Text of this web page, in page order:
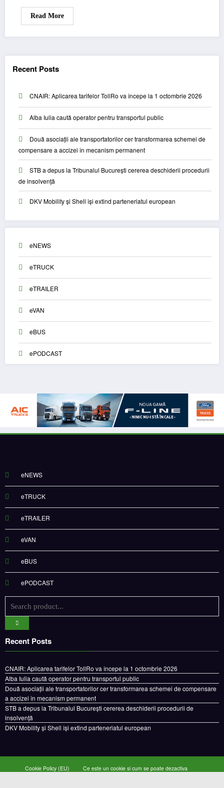
Read More
Recent Posts
CNAIR: Aplicarea tarifelor TollRo va începe la 1 octombrie 2026
Alba Iulia caută operator pentru transportul public
Două asociații ale transportatorilor cer transformarea schemei de
compensare a accizei în mecanism permanent
STB a depus la Tribunalul București cererea deschiderii procedurii
de insolvență
DKV Mobility și Shell își extind parteneriatul european
eNEWS
eTRUCK
eTRAILER
eVAN
eBUS
ePODCAST
eNEWS
eTRUCK
eTRAILER
eVAN
eBUS
ePODCAST
Recent Posts
CNAIR: Aplicarea tarifelor TollRo va începe la 1 octombrie 2026
Alba Iulia caută operator pentru transportul public
Două asociații ale transportatorilor cer transformarea schemei de compensare
a accizei în mecanism permanent
STB a depus la Tribunalul București cererea deschiderii procedurii de
insolvență
DKV Mobility și Shell își extind parteneriatul european
Cookie Policy (EU)
Ce este un cookie si cum se poate dezactiva